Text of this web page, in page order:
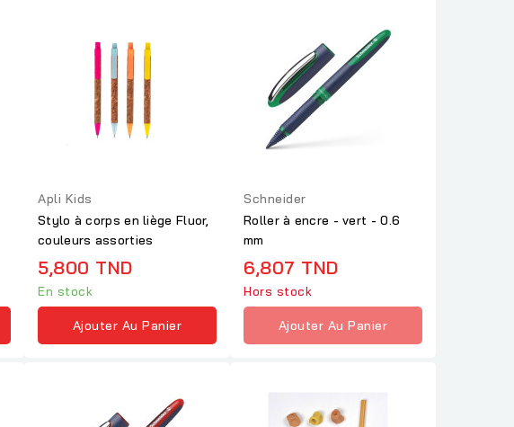
Apli Kids
Stylo à corps en liège Fluor,
couleurs assorties
5,800 TND
En stock
Ajouter Au Panier
Schneider
Roller à encre - vert - 0.6
mm
6,807 TND
Hors stock
Ajouter Au Panier